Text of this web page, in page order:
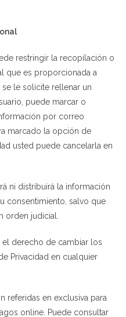
restringir la recopilación o
que es proporcionada a
le solicite rellenar un
puede marcar o
por correo
marcado la opción de
usted puede cancelarla en
ni distribuirá la información
consentimiento, salvo que
judicial.
el derecho de cambiar los
Privacidad en cualquier
referidas en exclusiva para
online. Puede consultar